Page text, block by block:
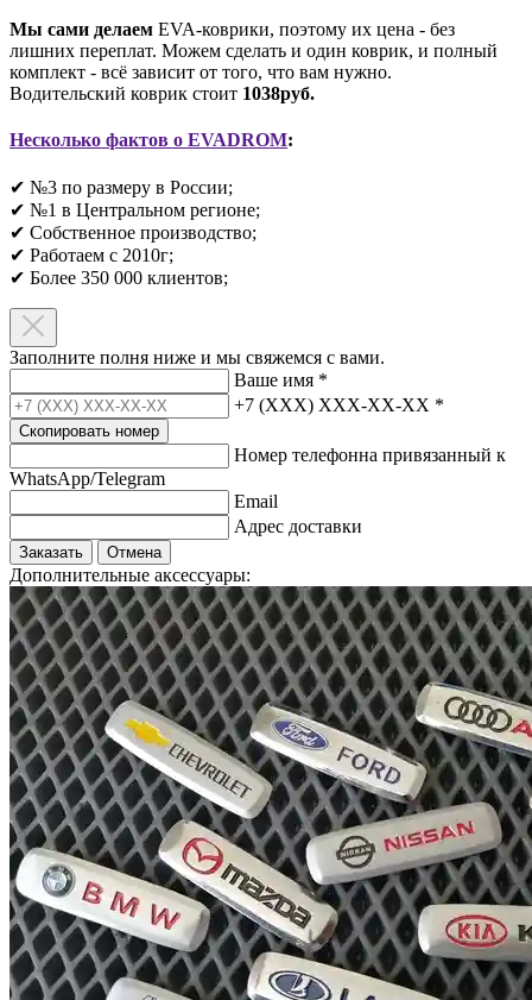
Мы сами делаем EVA-коврики, поэтому их цена - без
лишних переплат. Можем сделать и один коврик, и полный
комплект - всё зависит от того, что вам нужно.
Водительский коврик стоит 1038руб.
Несколько фактов о EVADROM:
✔ №3 по размеру в России;
✔ №1 в Центральном регионе;
✔ Собственное производство;
✔ Работаем с 2010г;
✔ Более 350 000 клиентов;​
Заполните полня ниже и мы свяжемся с вами.
Ваше имя *
+7 (XXX) XXX-XX-XX *
Скопировать номер
Номер телефонна привязанный к
WhatsApp/Telegram
Email
Адрес доставки
Заказать Отмена
Дополнительные аксессуары: